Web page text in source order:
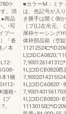
ケ
。消
●商品
。•写
プ一
「沓
／本
･
･
1梱
･
価格･
|プ
。
■カラーM：ミテ
は、色記号が入
き勝手は開く側
［プ(L)左吊元
厚枠ケーシング
体枠部品箱（空
ｷL)□IDCB0820邑
ｷL)□IDCA0820'･
ｷL)□IDCB0820･